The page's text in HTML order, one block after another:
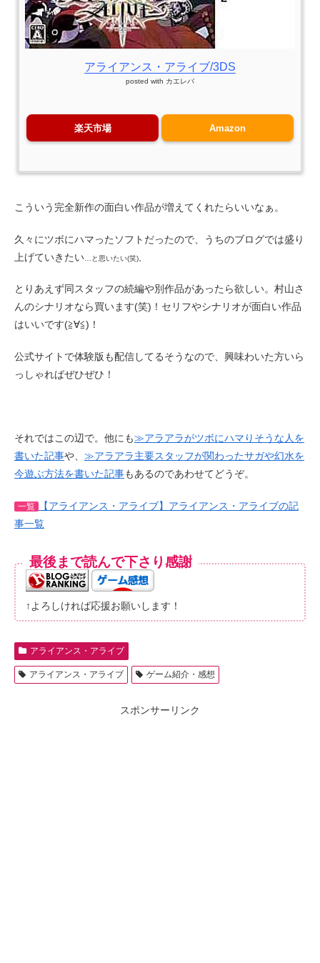
アライアンス・アライブ/3DS
posted with カエレバ
楽天市場 Amazon
こういう完全新作の面白い作品が増えてくれたらいいなぁ。
久々にツボにハマったソフトだったので、うちのブログでは盛り
上げていきたい …と思いたい(笑)。
とりあえず同スタッフの続編や別作品があったら欲しい。村山さ
んのシナリオなら買います(笑)！セリフやシナリオが面白い作品
はいいです(≧∀≦)！
公式サイトで体験版も配信してるそうなので、興味わいた方いら
っしゃればぜひぜひ！
それではこの辺で。他にも≫アラアラがツボにハマりそうな人を
書いた記事や、 ≫アラアラ主要スタッフが関わったサガや幻水を
今遊ぶ方法を書いた記事もあるのであわせてどうぞ。
一覧
【アライアンス・アライブ】アライアンス・アライブの記
事一覧
最後まで読んで下さり感謝
↑よろしければ応援お願いします！
アライアンス・アライブ
アライアンス・アライブ ゲーム紹介・感想
スポンサーリンク